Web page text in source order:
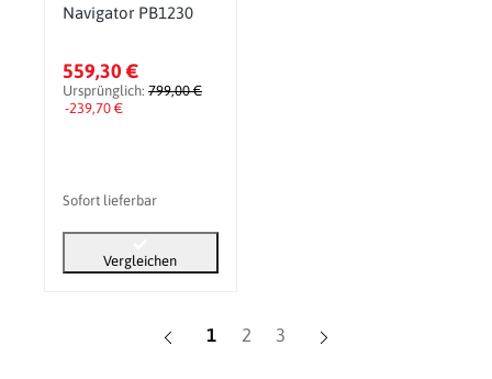
Navigator PB1230
559,30 €
Ursprünglich: 799,00 €
-239,70 €
Sofort lieferbar
Vergleichen
Seite
1 Seite
2 Seite
3